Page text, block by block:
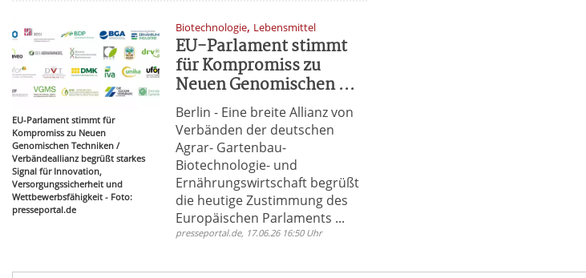
EU-Parlament stimmt für
Kompromiss zu Neuen
Genomischen Techniken /
Verbändeallianz begrüßt starkes
Signal für Innovation,
Versorgungssicherheit und
Wettbewerbsfähigkeit - Foto:
presseportal.de
Biotechnologie, Lebensmittel
EU-Parlament stimmt
für Kompromiss zu
Neuen Genomischen ...
Berlin - Eine breite Allianz von
Verbänden der deutschen
Agrar- Gartenbau-
Biotechnologie- und
Ernährungswirtschaft begrüßt
die heutige Zustimmung des
Europäischen Parlaments ...
presseportal.de, 17.06.26 16:50 Uhr